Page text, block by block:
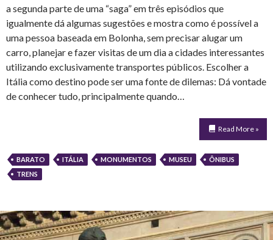
a segunda parte de uma “saga” em três episódios que
igualmente dá algumas sugestões e mostra como é possível a
uma pessoa baseada em Bolonha, sem precisar alugar um
carro, planejar e fazer visitas de um dia a cidades interessantes
utilizando exclusivamente transportes públicos. Escolher a
Itália como destino pode ser uma fonte de dilemas: Dá vontade
de conhecer tudo, principalmente quando…
Read More »
BARATO ITÁLIA MONUMENTOS MUSEU
ÔNIBUS
TRENS